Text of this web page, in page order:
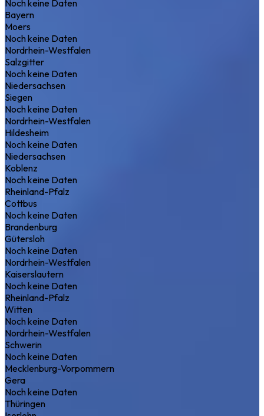
Noch keine Daten
Bayern
Moers
Noch keine Daten
Nordrhein-Westfalen
Salzgitter
Noch keine Daten
Niedersachsen
Siegen
Noch keine Daten
Nordrhein-Westfalen
Hildesheim
Noch keine Daten
Niedersachsen
Koblenz
Noch keine Daten
Rheinland-Pfalz
Cottbus
Noch keine Daten
Brandenburg
Gütersloh
Noch keine Daten
Nordrhein-Westfalen
Kaiserslautern
Noch keine Daten
Rheinland-Pfalz
Witten
Noch keine Daten
Nordrhein-Westfalen
Schwerin
Noch keine Daten
Mecklenburg-Vorpommern
Gera
Noch keine Daten
Thüringen